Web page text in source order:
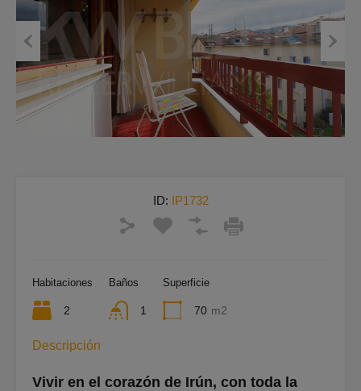
Previous Next
ID: IP1732
Habitaciones
2
Baños
1
Superficie
70 m2
Descripción
Vivir en el corazón de Irún, con toda la